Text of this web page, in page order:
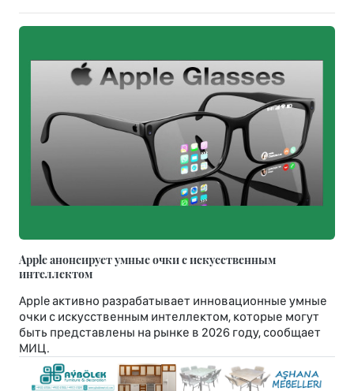
Apple анонсирует умные очки с искусственным
интеллектом
Apple активно разрабатывает инновационные умные
очки с искусственным интеллектом, которые могут
быть представлены на рынке в 2026 году, сообщает
МИЦ.